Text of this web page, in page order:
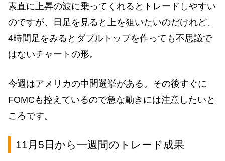
素直に上昇の波に乗ってくれるとトレードしやすい
のですが、日足を見ると上を狙いたいのだけれど、
4時間足をみるとダブルトップを作っても不思議で
はないチャートの形。
今週はアメリカの中間選挙がある。その後すぐに
FOMCも控えているので急な動きには注意したいと
ころです。
11月5日から一週間のトレード成果